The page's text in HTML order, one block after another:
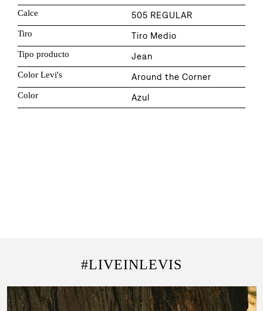
Calce 505 REGULAR
Tiro Tiro Medio
Tipo producto Jean
Color Levi's Around the Corner
Color Azul
#LIVEINLEVIS